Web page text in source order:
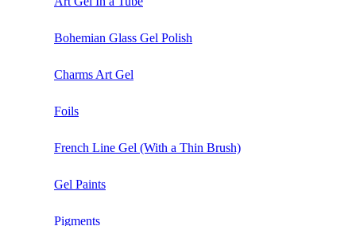
Bohemian Glass Gel Polish
Charms Art Gel
Foils
French Line Gel (With a Thin Brush)
Gel Paints
Pigments